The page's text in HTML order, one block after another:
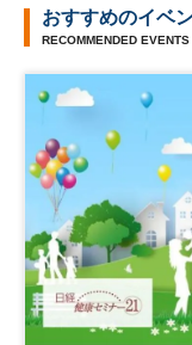
おすすめのイベ
RECOMMENDED